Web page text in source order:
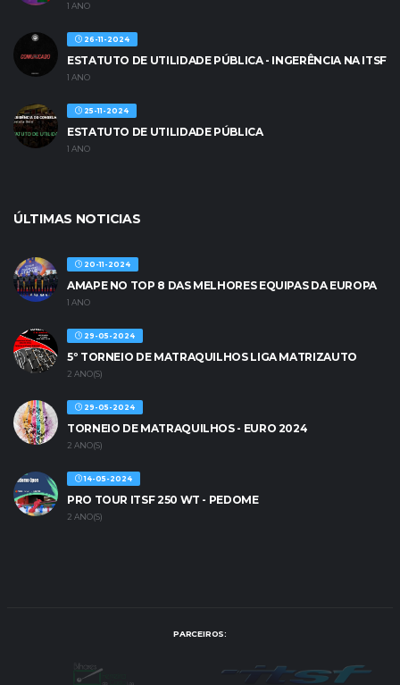
1 ANO
26-11-2024
ESTATUTO DE UTILIDADE PÚBLICA - INGERÊNCIA NA ITSF
1 ANO
25-11-2024
ESTATUTO DE UTILIDADE PÚBLICA
1 ANO
ÚLTIMAS NOTICIAS
20-11-2024
AMAPE NO TOP 8 DAS MELHORES EQUIPAS DA EUROPA
1 ANO
29-05-2024
5º TORNEIO DE MATRAQUILHOS LIGA MATRIZAUTO
2 ANO(S)
29-05-2024
TORNEIO DE MATRAQUILHOS - EURO 2024
2 ANO(S)
14-05-2024
PRO TOUR ITSF 250 WT - PEDOME
2 ANO(S)
PARCEIROS: